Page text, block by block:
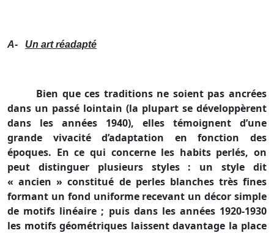
A- Un art réadapté
Bien que ces traditions ne soient pas ancrées
dans un passé lointain (la plupart se développèrent
dans les années 1940), elles témoignent d’une
grande vivacité d’adaptation en fonction des
époques. En ce qui concerne les habits perlés, on
peut distinguer plusieurs styles : un style dit
« ancien » constitué de perles blanches très fines
formant un fond uniforme recevant un décor simple
de motifs linéaire ; puis dans les années 1920-1930
les motifs géométriques laissent davantage la place